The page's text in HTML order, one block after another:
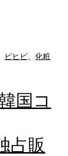
ビヒビ
化粧
国コ
占販